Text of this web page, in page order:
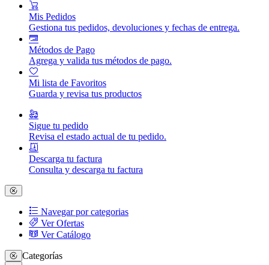
Mis Pedidos
Gestiona tus pedidos, devoluciones y fechas de entrega.
Métodos de Pago
Agrega y valida tus métodos de pago.
Mi lista de Favoritos
Guarda y revisa tus productos
Sigue tu pedido
Revisa el estado actual de tu pedido.
Descarga tu factura
Consulta y descarga tu factura
Navegar por categorias
Ver Ofertas
Ver Catálogo
Categorías